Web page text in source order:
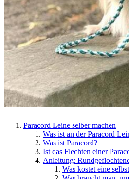
Paracord Leine selber machen
Was ist an der Paracord
Was ist Paracord?
Ist das Flechten einer
Anleitung:
Was kostet eine